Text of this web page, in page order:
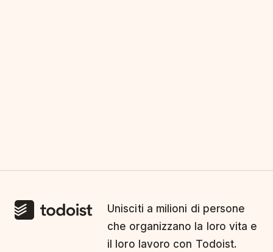
Unisciti a milioni di persone
che organizzano la loro vita e
il loro lavoro con Todoist.